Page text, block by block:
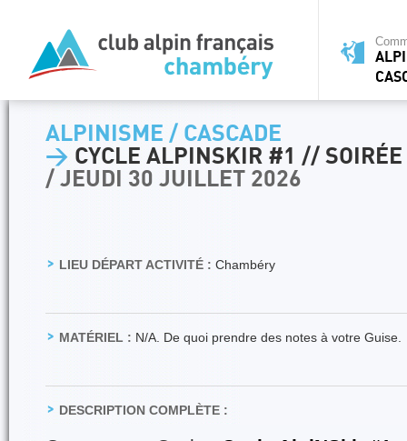
ALPINISME / CASCADE
> CYCLE ALPINSKIR #1 //
/ JEUDI 30 JUILLET 2026
LIEU DÉPART ACTIVITÉ : Chambéry
MATÉRIEL : N/A. De quoi prendre des notes à votre Guise.
DESCRIPTION COMPLÈTE :